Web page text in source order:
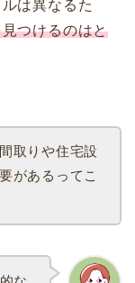
は異なるた
つけるのはと
取りや住宅設
があるってこ